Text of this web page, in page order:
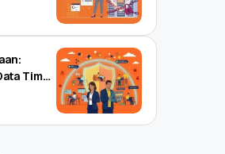
Tim